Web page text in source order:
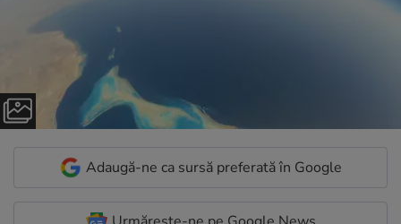
Adaugă-ne ca sursă preferată în Google